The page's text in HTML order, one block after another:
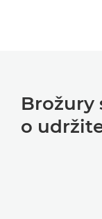
Brožury
o